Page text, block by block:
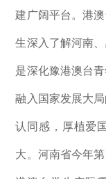
建广阔平台。港
生深入了解河南
是深化豫港澳台
融入国家发展大
认同感，厚植爱
大。河南省今年